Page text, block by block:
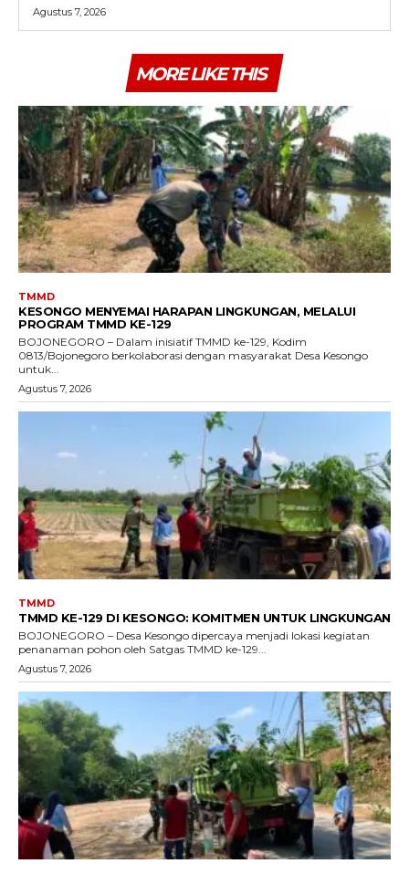
Agustus 7, 2026
MORE LIKE THIS
TMMD
KESONGO MENYEMAI HARAPAN LINGKUNGAN, MELALUI
PROGRAM TMMD KE-129
BOJONEGORO – Dalam inisiatif TMMD ke-129, Kodim
0813/Bojonegoro berkolaborasi dengan masyarakat Desa Kesongo
untuk...
Agustus 7, 2026
TMMD
TMMD KE-129 DI KESONGO: KOMITMEN UNTUK LINGKUNGAN
BOJONEGORO – Desa Kesongo dipercaya menjadi lokasi kegiatan
penanaman pohon oleh Satgas TMMD ke-129...
Agustus 7, 2026